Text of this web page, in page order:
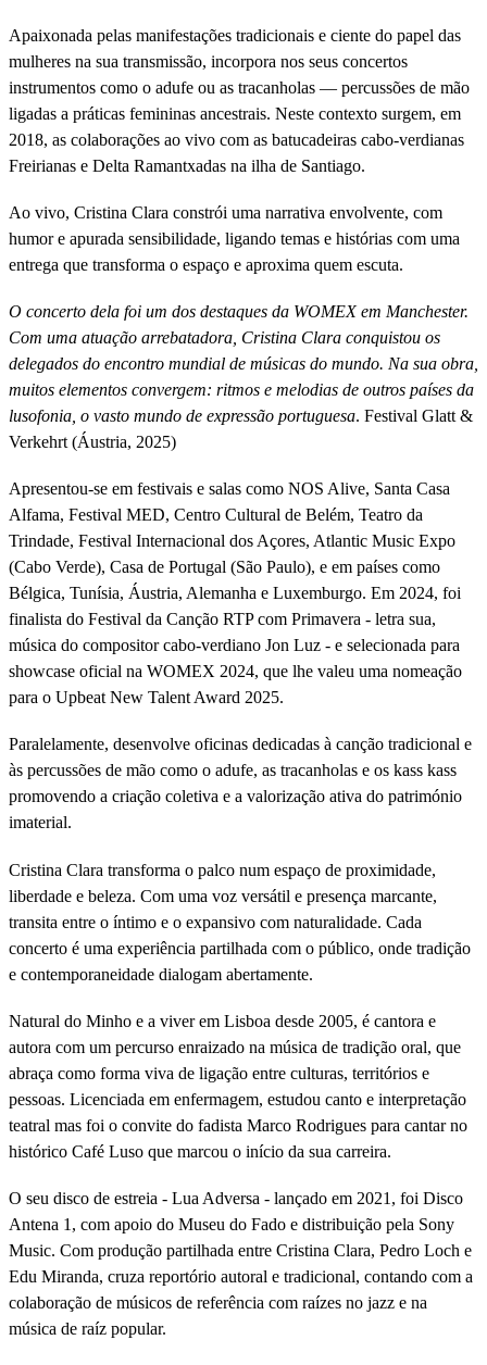
Apaixonada pelas manifestações tradicionais e ciente do papel das
mulheres na sua transmissão, incorpora nos seus concertos
instrumentos como o adufe ou as tracanholas — percussões de mão
ligadas a práticas femininas ancestrais. Neste contexto surgem, em
2018, as colaborações ao vivo com as batucadeiras cabo-verdianas
Freirianas e Delta Ramantxadas na ilha de Santiago.
Ao vivo, Cristina Clara constrói uma narrativa envolvente, com
humor e apurada sensibilidade, ligando temas e histórias com uma
entrega que transforma o espaço e aproxima quem escuta.
O concerto dela foi um dos destaques da WOMEX em Manchester.
Com uma atuação arrebatadora, Cristina Clara conquistou os
delegados do encontro mundial de músicas do mundo. Na sua obra,
muitos elementos convergem: ritmos e melodias de outros países da
lusofonia, o vasto mundo de expressão portuguesa. Festival Glatt &
Verkehrt (Áustria, 2025)
Apresentou-se em festivais e salas como NOS Alive, Santa Casa
Alfama, Festival MED, Centro Cultural de Belém, Teatro da
Trindade, Festival Internacional dos Açores, Atlantic Music Expo
(Cabo Verde), Casa de Portugal (São Paulo), e em países como
Bélgica, Tunísia, Áustria, Alemanha e Luxemburgo. Em 2024, foi
finalista do Festival da Canção RTP com Primavera - letra sua,
música do compositor cabo-verdiano Jon Luz - e selecionada para
showcase oficial na WOMEX 2024, que lhe valeu uma nomeação
para o Upbeat New Talent Award 2025.
Paralelamente, desenvolve oficinas dedicadas à canção tradicional e
às percussões de mão como o adufe, as tracanholas e os kass kass
promovendo a criação coletiva e a valorização ativa do património
imaterial.
Cristina Clara transforma o palco num espaço de proximidade,
liberdade e beleza. Com uma voz versátil e presença marcante,
transita entre o íntimo e o expansivo com naturalidade. Cada
concerto é uma experiência partilhada com o público, onde tradição
e contemporaneidade dialogam abertamente.
Natural do Minho e a viver em Lisboa desde 2005, é cantora e
autora com um percurso enraizado na música de tradição oral, que
abraça como forma viva de ligação entre culturas, territórios e
pessoas. Licenciada em enfermagem, estudou canto e interpretação
teatral mas foi o convite do fadista Marco Rodrigues para cantar no
histórico Café Luso que marcou o início da sua carreira.
O seu disco de estreia - Lua Adversa - lançado em 2021, foi Disco
Antena 1, com apoio do Museu do Fado e distribuição pela Sony
Music. Com produção partilhada entre Cristina Clara, Pedro Loch e
Edu Miranda, cruza reportório autoral e tradicional, contando com a
colaboração de músicos de referência com raízes no jazz e na
música de raíz popular.